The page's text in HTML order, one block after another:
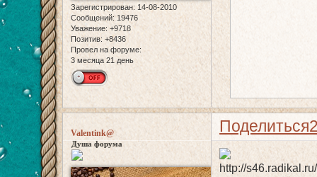
Зарегистрирован: 14-08-2010
Сообщений:19476
Уважение: +9718
Позитив: +8436
Провел на форуме:
3 месяца 21 день
Поделиться
Valentink@
Душа форума